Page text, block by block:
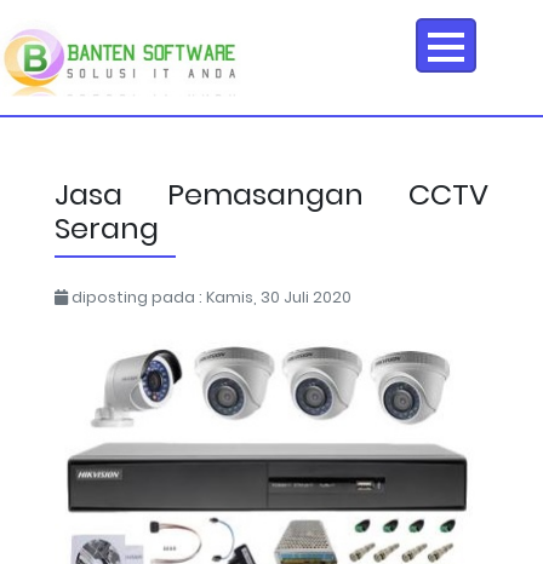
Jasa Pemasangan CCTV
Serang
diposting pada : Kamis, 30 Juli 2020